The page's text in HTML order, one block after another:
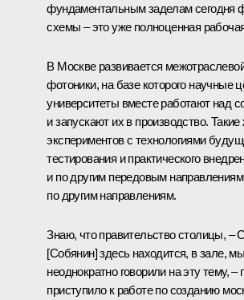
фундаментальным заделам сегодня
схемы – это уже полноценная
В Москве развивается
фотоники, на базе которого научные
университеты вместе работают над
и запускают их в производство.
экспериментов с технологиями
тестирования и практического
и по другим передовым
по другим направлениям.
Знаю, что правительство столицы, –
[Собянин] здесь находится, в зале,
неоднократно говорили на эту тему,
приступило к работе по созданию